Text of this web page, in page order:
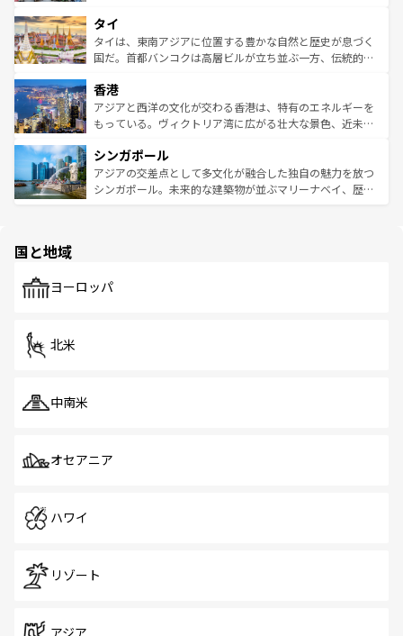
リティに包まれながら、韓国の多彩な魅力を心ゆくまで味
わってみてほしい。 なお、新着の韓国情報はコンテンツ一
覧を参照してほしい。
急速な発展と共に伝統が息づく。ハノイの古い町並みやホ
ーチミン市のフランス統治時代の建物も、独特の雰囲気を
醸し出している。また、バラエティの豊かさとおいしさで
とつ。フォーやバインミー、ベトナムコーヒーなどは、ぜ
ひ現地で味わいたい。どの地域を訪れてもあたたかい人々
が旅行者を迎えてくれるので、きっと忘れられない旅にな
参照してほしい。
タイ
タイは、東南アジアに位置する豊かな自然と歴史が息づく
国だ。首都バンコクは高層ビルが立ち並ぶ一方、伝統的な
の活気が交差している。北部ではチェンマイなどの山岳地
帯で自然と触れ合い、南部ではプーケットやクラビの美し
いビーチでリゾート気分を楽しむことができる。タイ料理
激する。気候は一年中温暖で、どの季節にも異なる楽しみ
が待っている。親しみやすいタイの人々、仏教を中心とし
た文化、そして多様な観光資源が、訪れる旅人を魅了し続
香港
アジアと西洋の文化が交わる香港は、特有のエネルギーを
もっている。ヴィクトリア湾に広がる壮大な景色、近未来
み、どこを訪れても感動するはず。観光スポットが密集し
ており、効率よく見どころを回れるのも魅力。息をのむよ
うな絶景から文化的な体験まで、香港を存分に楽しみ尽く
シンガポール
アジアの交差点として多文化が融合した独自の魅力を放つ
シンガポール。未来的な建築物が並ぶマリーナベイ、歴史
で、ホーカーズは地元の風情を楽しめる外せないスポット
国と地域
ヨーロッパ
北米
中南米
オセアニア
ハワイ
リゾート